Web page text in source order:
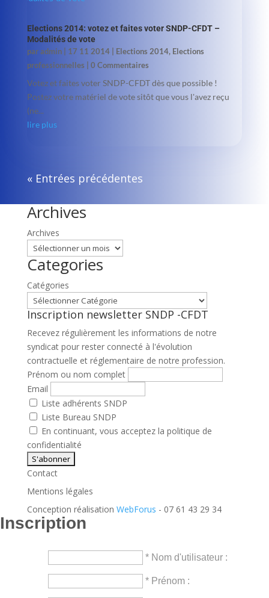
Elections 2014: votez et faites voter SNDP-CFDT –
Modalités de vote
paradmin| 17 11 2014| Elections 2014, Elections
professionnelles | 0 Commentaires
Votez et faites voter SNDP-CFDT dès que possible !
Postez votre matériel de vote sitôt que vous l'avez reçu
(ne...
lire plus
« Entrées précédentes
Archives
Archives
Categories
Catégories
Inscription newsletter SNDP -CFDT
Recevez régulièrement les informations de notre
syndicat pour rester connecté à l'évolution
contractuelle et réglementaire de notre profession.
Prénom ou nom complet
Email
Liste adhérents SNDP
Liste Bureau SNDP
En continuant, vous acceptez la politique de
confidentialité
Contact
Mentions légales
Conception réalisation WebForus - 07 61 43 29 34
Inscription
* Nom d'utilisateur :
* Prénom :